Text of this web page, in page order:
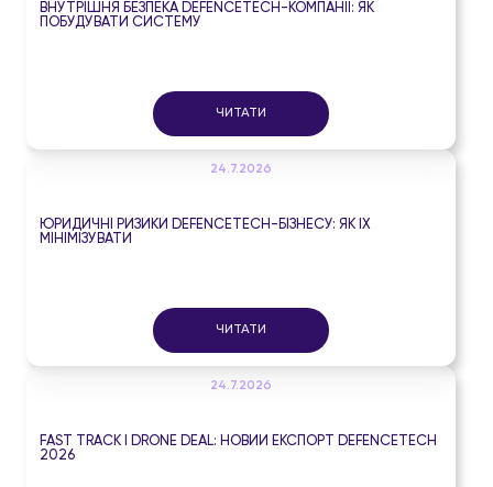
ВНУТРІШНЯ БЕЗПЕКА DEFENCETECH-КОМПАНІЇ: ЯК
ПОБУДУВАТИ СИСТЕМУ
ЧИТАТИ
24.7.2026
ЮРИДИЧНІ РИЗИКИ DEFENCETECH-БІЗНЕСУ: ЯК ЇХ
МІНІМІЗУВАТИ
ЧИТАТИ
24.7.2026
FAST TRACK І DRONE DEAL: НОВИЙ ЕКСПОРТ DEFENCETECH
2026